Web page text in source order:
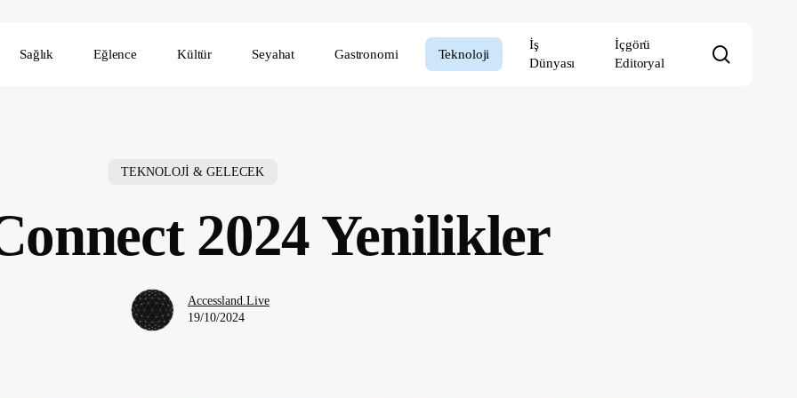
Sağlık Eğlence Kültür Seyahat Gastronomi Teknoloji
İş
Dünyası
İçgörü
Editoryal
TEKNOLOJİ & GELECEK
2024 Yenilikler
Accessland.Live
19/10/2024